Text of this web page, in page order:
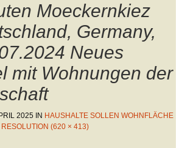
Moeckernkiez
Germany,
Neues
mit Wohnungen der
2025 IN HAUSHALTE SOLLEN WOHNFLÄCHE
RESOLUTION (620 × 413)